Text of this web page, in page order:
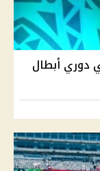
دوري أبطال